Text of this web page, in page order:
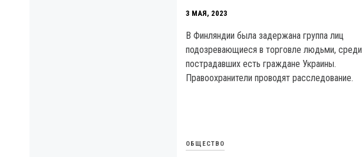
3 МАЯ, 2023
В Финляндии была задержана группа лиц
подозревающиеся в торговле людьми, среди
пострадавших есть граждане Украины.
Правоохранители проводят расследование.
ОБЩЕСТВО